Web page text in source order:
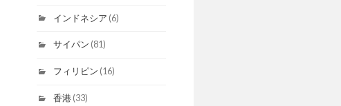
インドネシア (6)
サイパン (81)
フィリピン (16)
香港(33)